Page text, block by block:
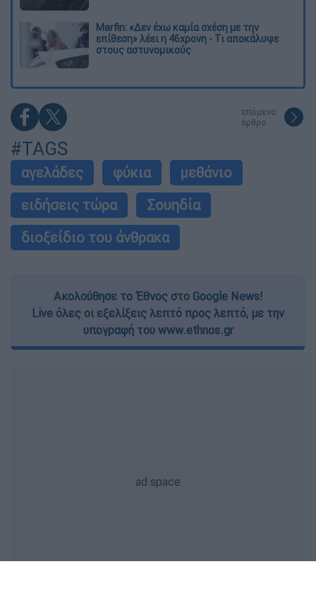
Marfin: «Δεν έχω καμία σχέση με την
επίθεση» λέει η 46χρονη - Τι αποκάλυψε
στους αστυνομικούς
επόμενο
άρθρο
#TAGS
αγελάδες φύκια
μεθάνιο
ειδήσεις τώρα
Σουηδία
διοξείδιο του άνθρακα
Ακολούθησε το Έθνος στο Google News!
Live όλες οι εξελίξεις λεπτό προς λεπτό, με την
υπογραφή του www.ethnos.gr